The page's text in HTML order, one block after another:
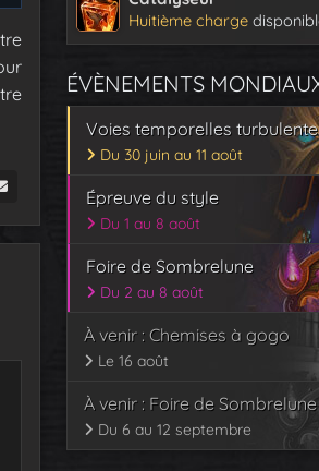
Huitième charge
ÉVÈNEMENTS
Voies temporelles
Du 30 juin au 11 août
Épreuve du style
Du 1 au 8 août
Foire de Sombrelune
Du 2 au 8 août
À venir : Chemises à gogo
Le 16 août
À venir : Foire de Sombrelune
Du 6 au 12 septembre